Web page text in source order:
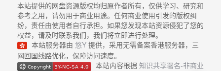
本站提供的网盘资源版权均归原作者所有，仅供学习、研究和
参考之用，请勿用于商业用途。任何商业使用引发的版权纠
纷，责任由使用者自行承担。如果您发现本站资源侵犯了您的
权益，请及时联系我们，我们将立即进行处理。
本站服务器由 悠Y 提供，采用无需备案香港服务器，三
网回国线路优化，保障访问速度。
本站内容根据 知识共享署名-非商业